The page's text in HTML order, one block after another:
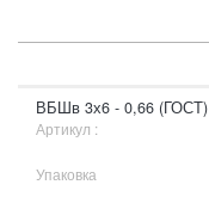
ВБШв 3х6 - 0,66 (ГОСТ)
Артикул :
Упаковка